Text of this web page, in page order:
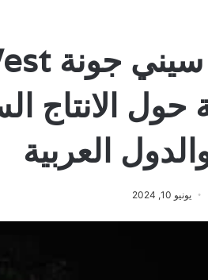
حول الانتاج
العربية
يونيو 10, 2024